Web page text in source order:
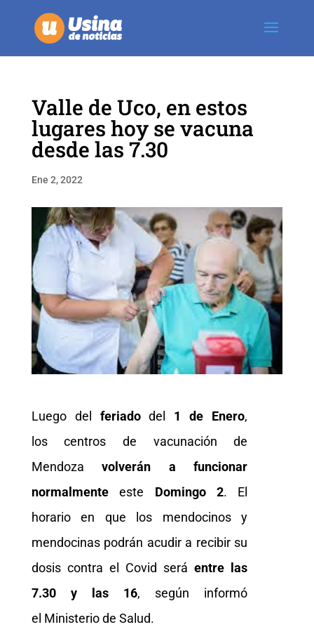
Valle de Uco, en estos
lugares hoy se vacuna
desde las 7.30
Ene 2, 2022
Luego del feriadodel 1 de Enero,
los centros de vacunación de
Mendozavolverán a funcionar
normalmenteeste Domingo 2. El
horario en que los mendocinos y
mendocinas podrán acudir a recibir su
dosis contra el Covid será entre las
7.30 y las 16, según informó
el Ministerio de Salud.